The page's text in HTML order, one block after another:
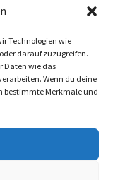
Technologien wie
darauf zuzugreifen.
Daten wie das
Wenn du deine
bestimmte Merkmale und